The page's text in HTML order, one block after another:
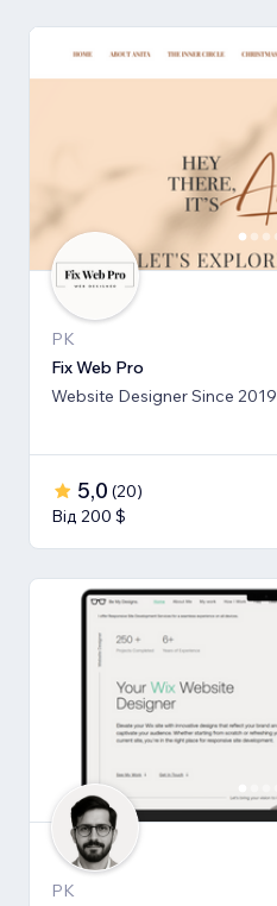
PK
Fix Web Pro
Website Designer Since 2019
5,0 (20)
Від 200 $
PK